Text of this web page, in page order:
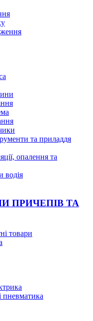
та приладдя
опалення та
водія
ПРИЧЕПІВ ТА
товари
пневматика